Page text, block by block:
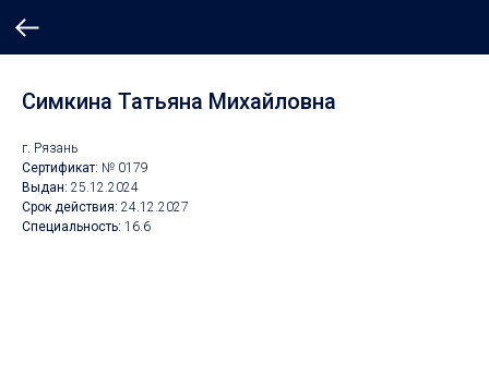
Симкина Татьяна Михайловна
г. Рязань
Сертификат: № 0179
Выдан: 25.12.2024
Срок действия: 24.12.2027
Специальность: 16.6